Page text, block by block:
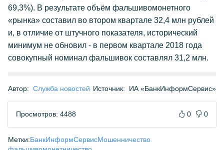
69,3%). В результате объём фальшивомонетного
«рынка» составил во втором квартале 32,4 млн рублей
и, в отличие от штучного показателя, исторический
минимум не обновил - в первом квартале 2018 года
совокупный номинал фальшивок составлял 31,2 млн.
Автор: Служба новостей Источник: ИА «БанкИнформСервис»
Просмотров: 4488 0 0
Метки:БанкИнформСервисМошенничество